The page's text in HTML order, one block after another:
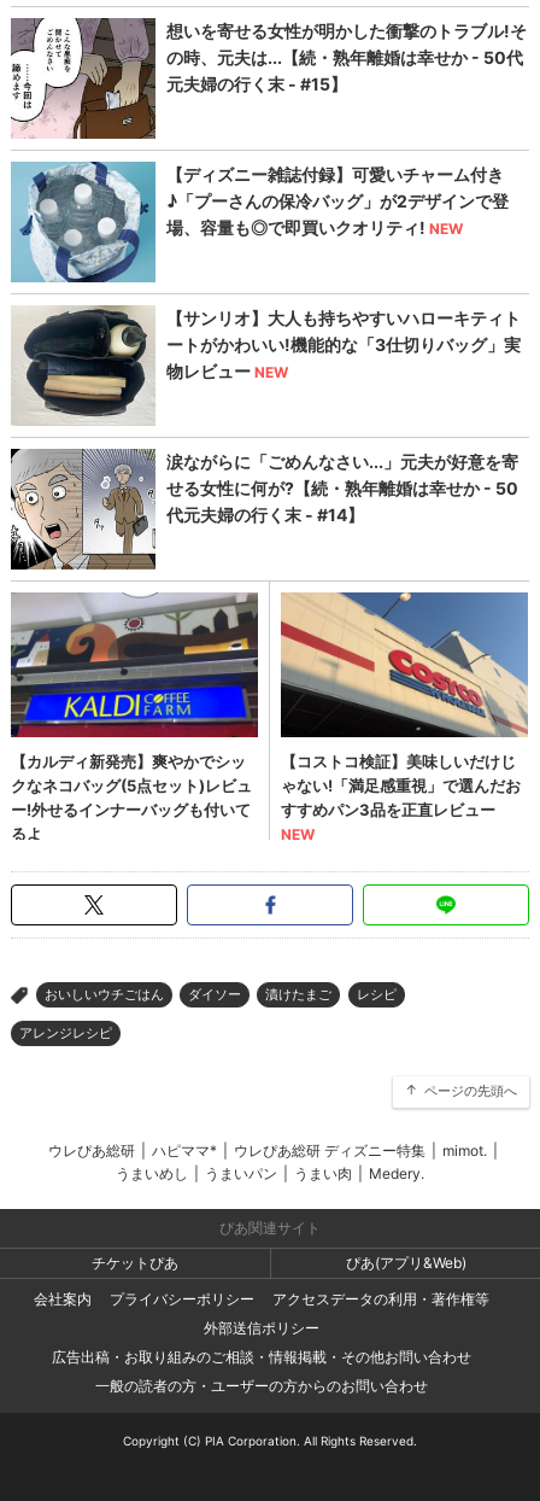
> おいしいウチごはん ダイソー 漬けたまご レシピ
アレンジレシピ
ページの先頭へ
ウレぴあ総研 ハピママ* ウレぴあ総研 ディズニー特集 mimot.
うまいめし
うまいパン うまい肉 Medery.
ぴあ関連サイト
チケットぴあ
ぴあ(アプリ&Web)
会社案内
プライバシーポリシー
アクセスデータの利用・著作権等
外部送信ポリシー
広告出稿・お取り組みのご相談・情報掲載・その他お問い合わせ
一般の読者の方・ユーザーの方からのお問い合わせ
Copyright (C) PIA Corporation. All Rights Reserved.